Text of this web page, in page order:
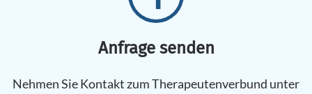
Anfrage senden
Nehmen Sie Kontakt zum Therapeutenverbund unter